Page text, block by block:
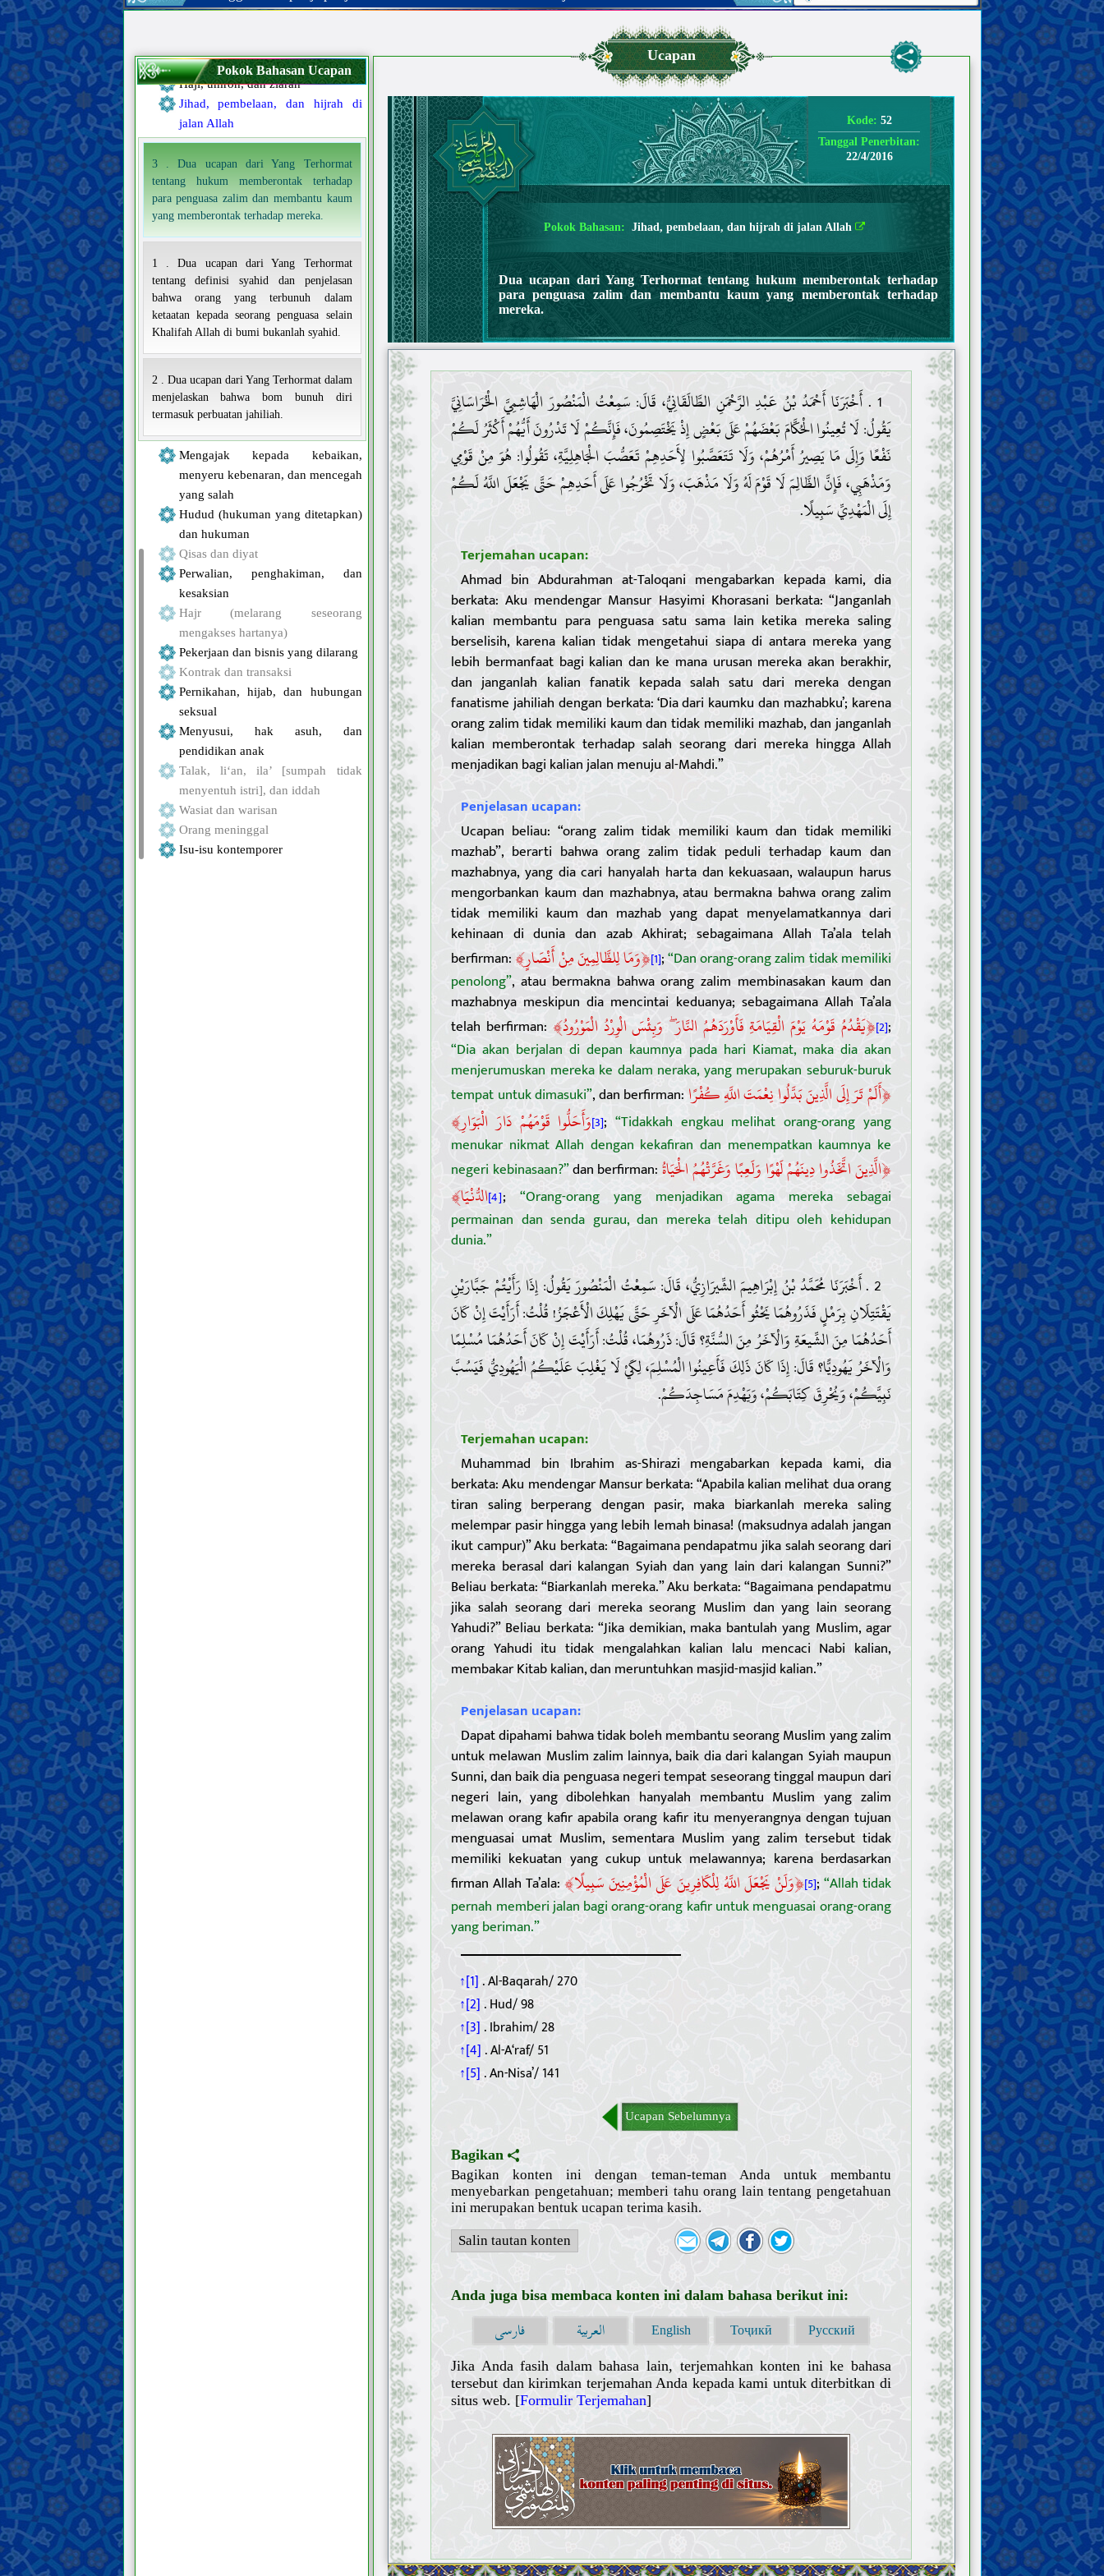
Ucapan
Kode: 52
Tanggal Penerbitan:
22/4/2016
Pokok Bahasan: Jihad, pembelaan, dan hijrah di jalan Allah
Dua ucapan dari Yang Terhormat tentang hukum memberontak terhadap
para penguasa zalim dan membantu kaum yang memberontak terhadap
mereka.
1 . أَخْبَرَنَا أَحْمَدُ بْنُ عَبْدِ الرَّحْمَنِ الطَّالَقَانِيُّ، قَالَ: سَمِعْتُ الْمَنْصُورَ الْهَاشِمِيَّ الْخُرَاسَانِيَّ
يَقُولُ: لَا تُعِينُوا الْحُكَّامَ بَعْضَهُمْ عَلَى بَعْضٍ إِذْ يَخْتَصِمُونَ، فَإِنَّكُمْ لَا تَدْرُونَ أَيُّهُمْ أَكْثَرُ لَكُمْ
نَفْعًا وَإِلَى مَا يَصِيرُ أَمْرُهُمْ، وَلَا تَتَعَصَّبُوا لِأَحَدِهِمْ تَعَصُّبَ الْجَاهِلِيَّةِ، تَقُولُوا: هُوَ مِنْ قَوْمِي
وَمَذْهَبِي، فَإِنَّ الظَّالِمَ لَا قَوْمَ لَهُ وَلَا مَذْهَبَ، وَلَا تَخْرُجُوا عَلَى أَحَدِهِمْ حَتَّى يَجْعَلَ اللَّهُ لَكُمْ
إِلَى الْمَهْدِيِّ سَبِيلًا.
Terjemahan ucapan:
Ahmad bin Abdurahman at-Taloqani mengabarkan kepada kami, dia
berkata: Aku mendengar Mansur Hasyimi Khorasani berkata: “Janganlah
kalian membantu para penguasa satu sama lain ketika mereka saling
berselisih, karena kalian tidak mengetahui siapa di antara mereka yang
lebih bermanfaat bagi kalian dan ke mana urusan mereka akan berakhir,
dan janganlah kalian fanatik kepada salah satu dari mereka dengan
fanatisme jahiliah dengan berkata: ‘Dia dari kaumku dan mazhabku’; karena
orang zalim tidak memiliki kaum dan tidak memiliki mazhab, dan janganlah
kalian memberontak terhadap salah seorang dari mereka hingga Allah
menjadikan bagi kalian jalan menuju al-Mahdi.”
Penjelasan ucapan:
Ucapan beliau: “orang zalim tidak memiliki kaum dan tidak memiliki
mazhab”, berarti bahwa orang zalim tidak peduli terhadap kaum dan
mazhabnya, yang dia cari hanyalah harta dan kekuasaan, walaupun harus
mengorbankan kaum dan mazhabnya, atau bermakna bahwa orang zalim
tidak memiliki kaum dan mazhab yang dapat menyelamatkannya dari
kehinaan di dunia dan azab Akhirat; sebagaimana Allah Ta’ala telah
berfirman:
﴿وَمَا لِلظَّالِمِينَ مِنْ أَنْصَارٍ﴾ [1];“Dan orang-orang zalim tidak memiliki
penolong”, atau bermakna bahwa orang zalim membinasakan kaum dan
mazhabnya meskipun dia mencintai keduanya; sebagaimana Allah Ta’ala
telah berfirman:
﴿يَقْدُمُ قَوْمَهُ يَوْمَ الْقِيَامَةِ فَأَوْرَدَهُمُ النَّارَ ۖ وَبِئْسَ الْوِرْدُ الْمَوْرُودُ﴾ [2];
“Dia akan berjalan di depan kaumnya pada hari Kiamat, maka dia akan
menjerumuskan mereka ke dalam neraka, yang merupakan seburuk-buruk
tempat untuk dimasuki”, dan berfirman: ﴿أَلَمْ تَرَ إِلَى الَّذِينَ بَدَّلُوا نِعْمَتَ اللَّهِ كُفْرًا
وَأَحَلُّوا قَوْمَهُمْ دَارَ الْبَوَارِ﴾ [3];“Tidakkah engkau melihat orang-orang yang
menukar nikmat Allah dengan kekafiran dan menempatkan kaumnya ke
negeri kebinasaan?”dan berfirman: ﴿الَّذِينَ اتَّخَذُوا دِينَهُمْ لَهْوًا وَلَعِبًا وَغَرَّتْهُمُ الْحَيَاةُ
الدُّنْيَا﴾ [4]; “Orang-orang yang menjadikan agama mereka sebagai
permainan dan senda gurau, dan mereka telah ditipu oleh kehidupan
dunia.”
2 . أَخْبَرَنَا مُحَمَّدُ بْنُ إِبْرَاهِيمَ الشِّيرَازِيُّ، قَالَ: سَمِعْتُ الْمَنْصُورَ يَقُولُ: إِذَا رَأَيْتُمْ جَبَّارَيْنِ
يَقْتَتِلَانِ بِرَمْلٍ فَذَرُوهُمَا يَحْثُو أَحَدُهُمَا عَلَى الْآخَرِ حَتَّى يَهْلِكَ الْأَعْجَزُ! قُلْتُ: أَرَأَيْتَ إِنْ كَانَ
أَحَدُهُمَا مِنَ الشِّيعَةِ وَالْآخَرُ مِنَ السُّنَّةِ؟ قَالَ: ذَرُوهُمَا، قُلْتُ: أَرَأَيْتَ إِنْ كَانَ أَحَدُهُمَا مُسْلِمًا
وَالْآخَرُ يَهُودِيًّا؟ قَالَ: إِذَا كَانَ ذَلِكَ فَأَعِينُوا الْمُسْلِمَ، لِكَيْ لَا يَغْلِبَ عَلَيْكُمُ الْيَهُودِيُّ فَيَسُبَّ
نَبِيَّكُمْ، وَيُحْرِقَ كِتَابَكُمْ، وَيَهْدِمَ مَسَاجِدَكُمْ.
Terjemahan ucapan:
Muhammad bin Ibrahim as-Shirazi mengabarkan kepada kami, dia
berkata: Aku mendengar Mansur berkata: “Apabila kalian melihat dua orang
tiran saling berperang dengan pasir, maka biarkanlah mereka saling
melempar pasir hingga yang lebih lemah binasa! (maksudnya adalah jangan
ikut campur)” Aku berkata: “Bagaimana pendapatmu jika salah seorang dari
mereka berasal dari kalangan Syiah dan yang lain dari kalangan Sunni?”
Beliau berkata: “Biarkanlah mereka.” Aku berkata: “Bagaimana pendapatmu
jika salah seorang dari mereka seorang Muslim dan yang lain seorang
Yahudi?” Beliau berkata: “Jika demikian, maka bantulah yang Muslim, agar
orang Yahudi itu tidak mengalahkan kalian lalu mencaci Nabi kalian,
membakar Kitab kalian, dan meruntuhkan masjid-masjid kalian.”
Penjelasan ucapan:
Dapat dipahami bahwa tidak boleh membantu seorang Muslim yang zalim
untuk melawan Muslim zalim lainnya, baik dia dari kalangan Syiah maupun
Sunni, dan baik dia penguasa negeri tempat seseorang tinggal maupun dari
negeri lain, yang dibolehkan hanyalah membantu Muslim yang zalim
melawan orang kafir apabila orang kafir itu menyerangnya dengan tujuan
menguasai umat Muslim, sementara Muslim yang zalim tersebut tidak
memiliki kekuatan yang cukup untuk melawannya; karena berdasarkan
firman Allah Ta’ala:
﴿وَلَنْ يَجْعَلَ اللَّهُ لِلْكَافِرِينَ عَلَى الْمُؤْمِنِينَ سَبِيلًا﴾ [5];“Allah tidak
pernah memberi jalan bagi orang-orang kafir untuk menguasai orang-orang
yang beriman.”
↑[1]. Al-Baqarah/ 270
↑[2] . Hud/ 98
↑[3]. Ibrahim/ 28
↑[4] . Al-A‘raf/ 51
↑[5] . An-Nisa’/ 141
Ucapan Sebelumnya
Bagikan
Bagikan konten ini dengan teman-teman Anda untuk membantu
menyebarkan pengetahuan; memberi tahu orang lain tentang pengetahuan
ini merupakan bentuk ucapan terima kasih.
Salin tautan konten
Anda juga bisa membaca konten ini dalam bahasa berikut ini:
فارسی العربية English Тоҷикӣ Русский
Jika Anda fasih dalam bahasa lain, terjemahkan konten ini ke bahasa
tersebut dan kirimkan terjemahan Anda kepada kami untuk diterbitkan di
situs web. [Formulir Terjemahan]
Pokok Bahasan Ucapan
Puasa dan i‘tikaf
Nazar, janji, dan sumpah
Haji, umroh, dan ziarah
Jihad, pembelaan, dan hijrah di
jalan Allah
3 . Dua ucapan dari Yang Terhormat
tentang hukum memberontak terhadap
para penguasa zalim dan membantu kaum
yang memberontak terhadap mereka.
1 . Dua ucapan dari Yang Terhormat
tentang definisi syahid dan penjelasan
bahwa orang yang terbunuh dalam
ketaatan kepada seorang penguasa selain
Khalifah Allah di bumi bukanlah syahid.
2 . Dua ucapan dari Yang Terhormat dalam
menjelaskan bahwa bom bunuh diri
termasuk perbuatan jahiliah.
Mengajak kepada kebaikan,
menyeru kebenaran, dan mencegah
yang salah
Hudud (hukuman yang ditetapkan)
dan hukuman
Qisas dan diyat
Perwalian, penghakiman, dan
kesaksian
Hajr (melarang seseorang
mengakses hartanya)
Pekerjaan dan bisnis yang dilarang
Kontrak dan transaksi
Pernikahan, hijab, dan hubungan
seksual
Menyusui, hak asuh, dan
pendidikan anak
Talak, li‘an, ila’ [sumpah tidak
menyentuh istri], dan iddah
Wasiat dan warisan
Orang meninggal
Isu-isu kontemporer